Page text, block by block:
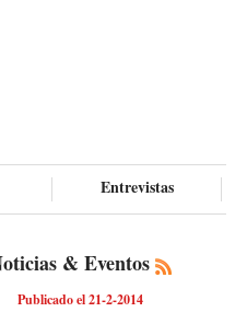
Entrevistas
& Eventos
Publicado el 21-2-2014